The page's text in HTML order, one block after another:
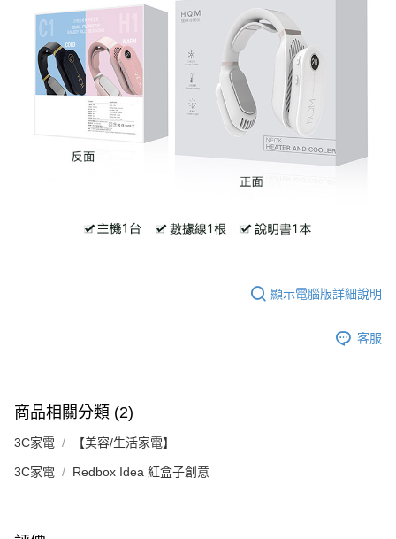
顯示電腦版詳細說明
客服
商品相關分類 (2)
3C家電 【美容/生活家電】
3C家電 Redbox Idea 紅盒子創意